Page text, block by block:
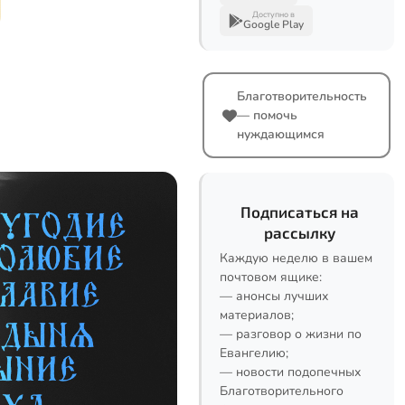
Доступно в
Google Play
Благотворительность
— помочь
нуждающимся
Подписаться на
рассылку
Каждую неделю в вашем
почтовом ящике:
— анонсы лучших
материалов;
— разговор о жизни по
Евангелию;
— новости подопечных
Благотворительного